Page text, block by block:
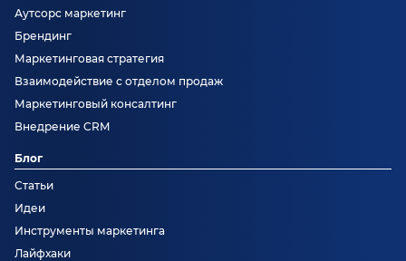
Аутсорс маркетинг
Брендинг
Маркетинговая стратегия
Взаимодействие с отделом продаж
Маркетинговый консалтинг
Внедрение CRM
Блог
Статьи
Идеи
Инструменты маркетинга
Лайфхаки